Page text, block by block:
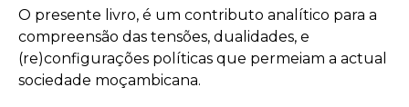
O presente livro, é um contributo analítico para a
compreensão das tensões, dualidades, e
(re)configurações políticas que permeiam a actual
sociedade moçambicana.